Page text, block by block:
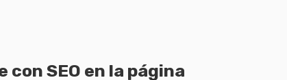
SEO en la página